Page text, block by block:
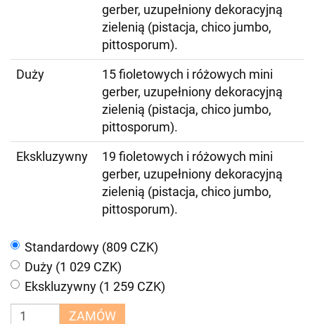
gerber, uzupełniony dekoracyjną
zielenią (pistacja, chico jumbo,
pittosporum).
Duży
15 fioletowych i różowych mini
gerber, uzupełniony dekoracyjną
zielenią (pistacja, chico jumbo,
pittosporum).
Ekskluzywny
19 fioletowych i różowych mini
gerber, uzupełniony dekoracyjną
zielenią (pistacja, chico jumbo,
pittosporum).
Standardowy (809 CZK)
Duży (1 029 CZK)
Ekskluzywny (1 259 CZK)
ZAMÓW